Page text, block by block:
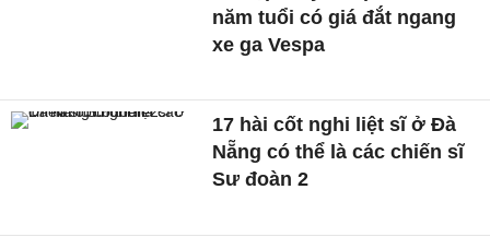
năm tuổi có giá đắt ngang
xe ga Vespa
17 hài cốt nghi liệt sĩ ở Đà
Nẵng có thể là các chiến sĩ
Sư đoàn 2